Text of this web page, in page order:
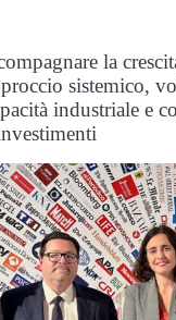
la
sistemico,
industriale e